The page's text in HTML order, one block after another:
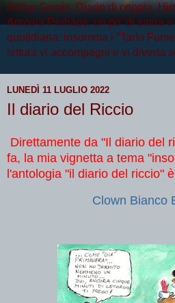
Arthur Serpis, Diario di coppia,
Artrosia Perhaps, un po' di satira
quotidiana: insomma i "Tarlo
lettura vi accompagni e vi diverta
LUNEDÌ 11 LUGLIO 2022
Il diario del Riccio
Direttamente da "Il diario del
fa, la mia vignetta a tema
l'antologia "il diario del riccio"
Clown Bianco